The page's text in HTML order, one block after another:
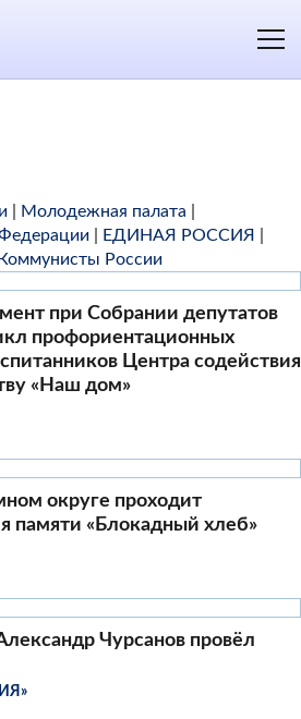
Молодежная палата
ЕДИНАЯ РОССИЯ
Коммунисты России
при Собрании депутатов
профориентационных
Центра содействия
«Наш дом»
округе проходит
памяти «Блокадный хлеб»
Чурсанов провёл